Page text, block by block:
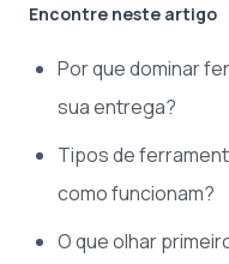
Encontre neste artigo
Por que dominar
sua entrega?
Tipos de
como funcionam?
O que olhar